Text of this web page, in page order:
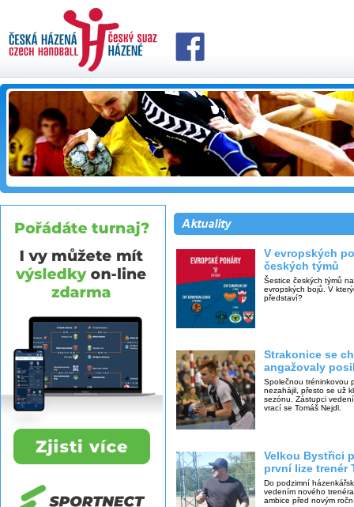
V evropských
českých týmů
Šestice českých týmů
evropských bojů. V
představí?
Strakonice se
angažovaly
Společnou tréninkovou
nezahájil, přesto se už
sezónu. Zástupci
vrací se Tomáš Nejdl.
Velkou Bystřici
první lize trenér
Do podzimní
vedením nového
ambice před novým